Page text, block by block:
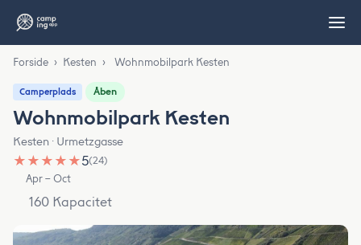
Forside › Kesten › Wohnmobilpark Kesten
Camperplads Åben
Wohnmobilpark Kesten
Kesten · Urmetzgasse
★ ★ ★ ★ ★5(24)
Apr – Oct
160 Kapacitet